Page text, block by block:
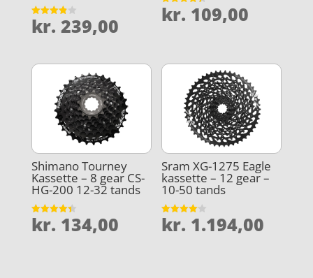
Vurderet
3.9
kr. 239,00
Vurderet
4.4
kr. 109,00
Shimano Tourney
Kassette – 8 gear CS-
HG-200 12-32 tands
Vurderet
4.4
kr. 134,00
Sram XG-1275 Eagle
kassette – 12 gear –
10-50 tands
Vurderet
4.1
kr. 1.194,00